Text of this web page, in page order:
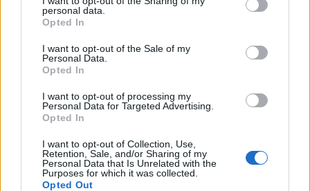
personal data.
Opted In
I want to opt-out of the Sale of my
Personal Data.
Opted In
I want to opt-out of processing my
Personal Data for Targeted Advertising.
Opted In
I want to opt-out of Collection, Use,
Retention, Sale, and/or Sharing of my
Personal Data that Is Unrelated with the
Purposes for which it was collected.
Opted Out
Užtenka pažvelgti į didingas konstrukcijas ant ratų per
Rio de Žaneiro karnavalą.
Ferrari 512S Modulo